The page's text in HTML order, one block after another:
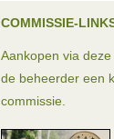
COMMISSIE-
Aankopen via
de beheerder een
commissie.